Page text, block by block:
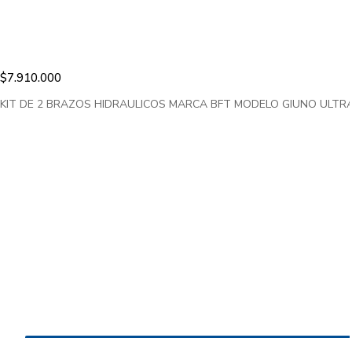
$7.910.000
KIT DE 2 BRAZOS HIDRAULICOS MARCA BFT MODELO GIUNO